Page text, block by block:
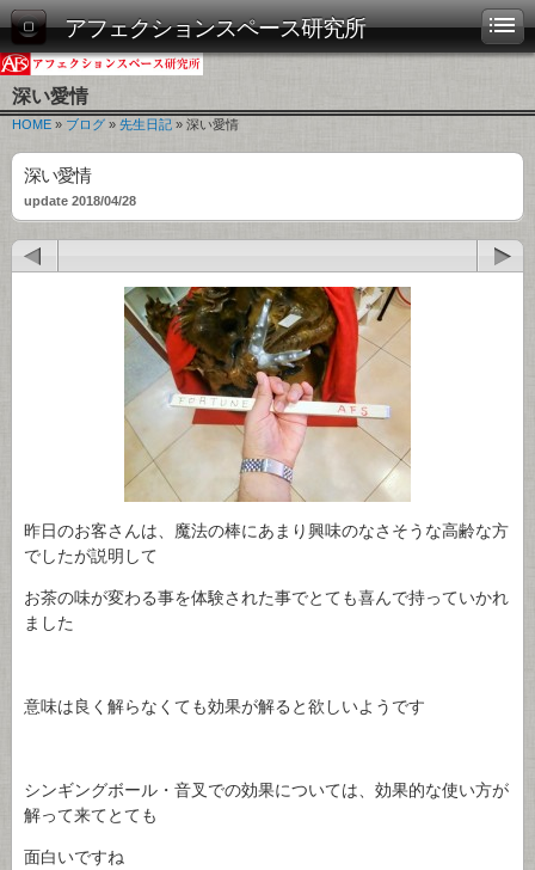
アフェクションスペース研究所
深い愛情
HOME » ブログ » 先生日記 » 深い愛情
深い愛情
update 2018/04/28
昨日のお客さんは、魔法の棒にあまり興味のなさそうな高齢な方
でしたが説明して
お茶の味が変わる事を体験された事でとても喜んで持っていかれ
ました
意味は良く解らなくても効果が解ると欲しいようです
シンギングボール・音叉での効果については、効果的な使い方が
解って来てとても
面白いですね